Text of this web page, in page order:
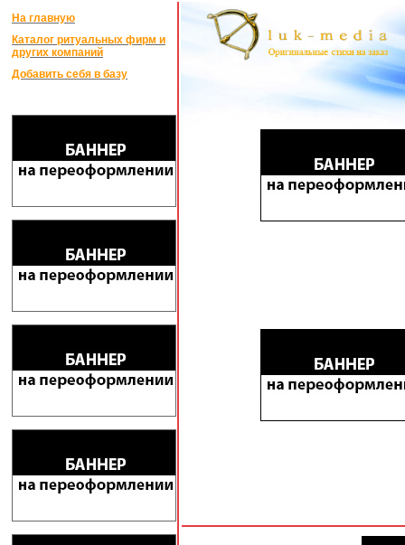
На главную
Каталог ритуальных фирм и
других компаний
Добавить себя в базу